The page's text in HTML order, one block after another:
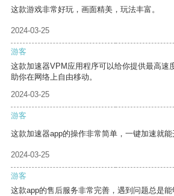
这款游戏非常好玩，画面精美，玩法丰富。
2024-03-25
游客
这款加速器VPM应用程序可以给你提供最高速
助你在网络上自由移动。
2024-03-25
游客
这款加速器app的操作非常简单，一键加速就能
2024-03-25
游客
这款app的售后服务非常完善，遇到问题总是